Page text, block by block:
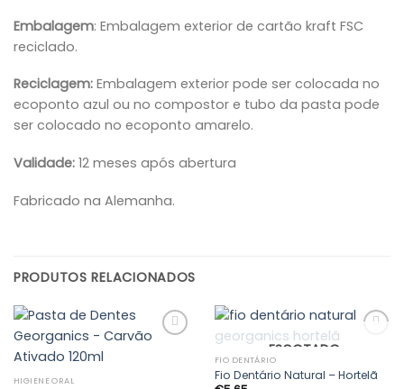
Embalagem: Embalagem exterior de cartão kraft FSC
reciclado.
Reciclagem: Embalagem exterior pode ser colocada no
ecoponto azul ou no compostor e tubo da pasta pode
ser colocado no ecoponto amarelo.
Validade: 12 meses após abertura
Fabricado na Alemanha.
PRODUTOS RELACIONADOS
HIGIENE ORAL
Adicionar
ESGOTADO
FIO DENTÁRIO
Fio Dentário Natural – Hortelã